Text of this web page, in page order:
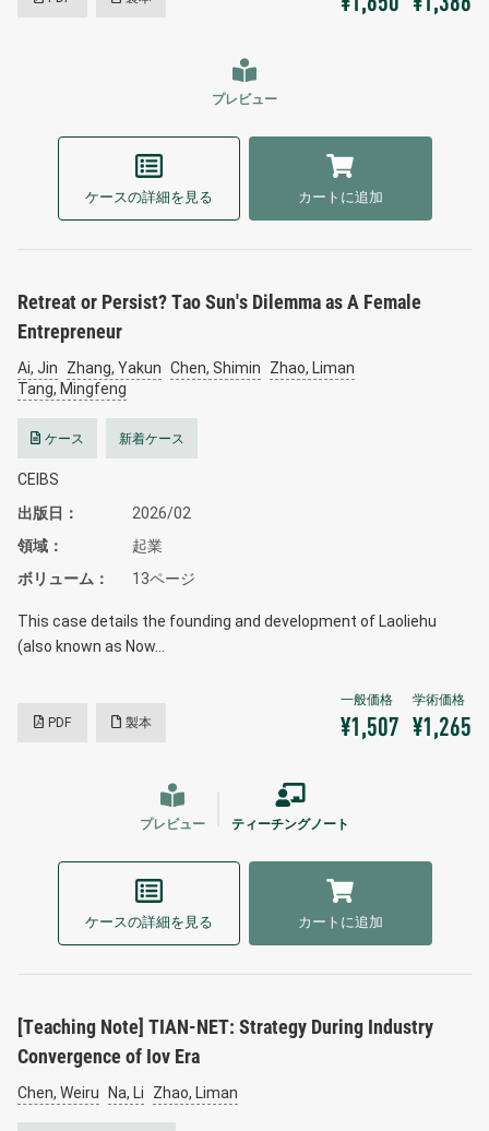
プレビュー
ケースの詳細を見る カートに追加
Retreat or Persist? Tao Sun's Dilemma as A Female
Entrepreneur
Ai, Jin Zhang, Yakun Chen, Shimin
Zhao, Liman
Tang, Mingfeng
ケース 新着ケース
CEIBS
出版日
2026/02
領域
起業
ボリューム
13ページ
This case details the founding and development of Laoliehu
(also known as Now…
PDF 製本 ¥1,507 ¥1,265
プレビュー ティーチングノート
ケースの詳細を見る カートに追加
[Teaching Note] TIAN-NET: Strategy During Industry
Convergence of Iov Era
Chen, Weiru Na, Li Zhao, Liman